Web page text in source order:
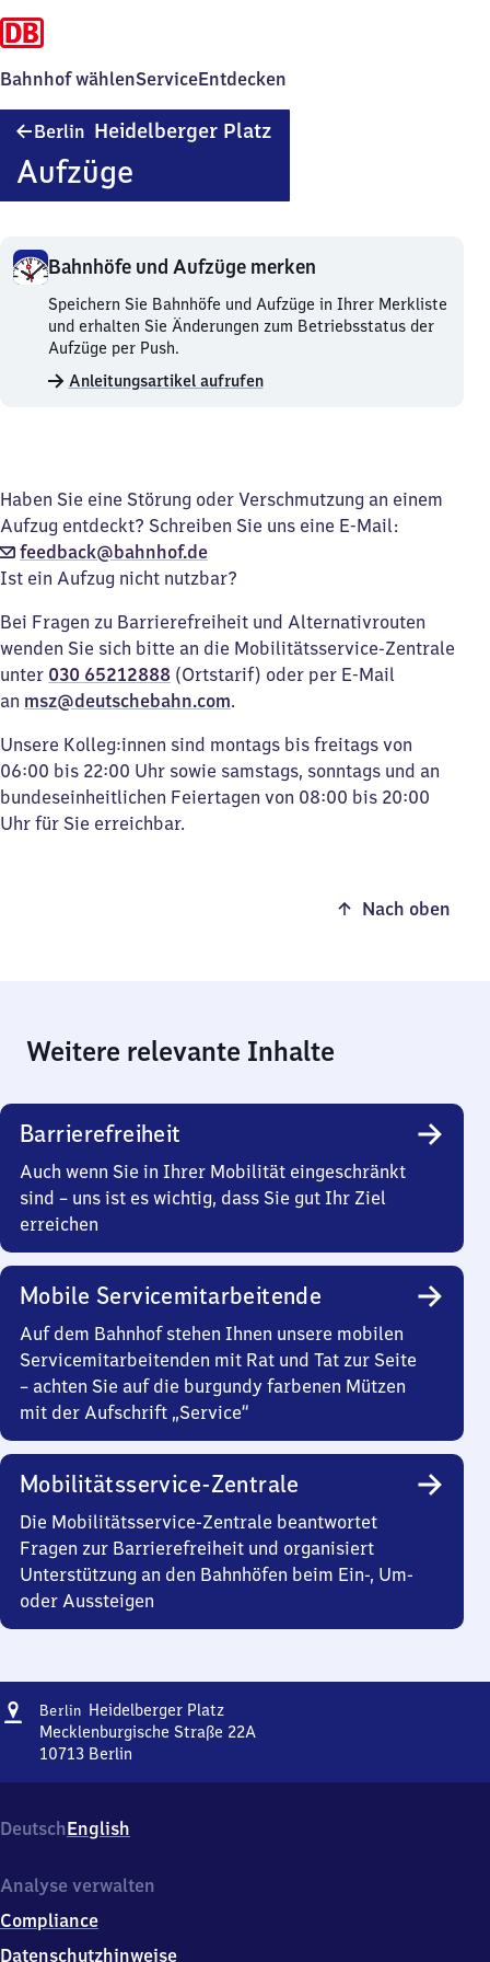
Bahnhof wählenServiceEntdecken
Berlin Heidelberger Platz
Aufzüge
Bahnhöfe und Aufzüge merken
Bahnhöfe
und
Aufzüge
merken.
Speichern Sie Bahnhöfe und Aufzüge in Ihrer Merkliste
und erhalten Sie Änderungen zum Betriebsstatus der
Aufzüge per Push.
Anleitungsartikel aufrufen
Haben Sie eine Störung oder Verschmutzung an einem
Aufzug entdeckt? Schreiben Sie uns eine E-Mail:
feedback@bahnhof.de
Ist ein Aufzug nicht nutzbar?
Bei Fragen zu Barrierefreiheit und Alternativrouten
wenden Sie sich bitte an die Mobilitätsservice-Zentrale
unter 030 65212888 (Ortstarif) oder per E-Mail
an msz@deutschebahn.com.
Unsere Kolleg:innen sind montags bis freitags von
06:00 bis 22:00 Uhr sowie samstags, sonntags und an
bundeseinheitlichen Feiertagen von 08:00 bis 20:00
Uhr für Sie erreichbar.
Nach oben
Weitere relevante Inhalte
Barrierefreiheit
Auch wenn Sie in Ihrer Mobilität eingeschränkt
sind – uns ist es wichtig, dass Sie gut Ihr Ziel
erreichen
Mobile Servicemitarbeitende
Auf dem Bahnhof stehen Ihnen unsere mobilen
Servicemitarbeitenden mit Rat und Tat zur Seite
– achten Sie auf die burgundy farbenen Mützen
mit der Aufschrift „Service“
Mobilitätsservice-Zentrale
Die Mobilitätsservice-Zentrale beantwortet
Fragen zur Barrierefreiheit und organisiert
Unterstützung an den Bahnhöfen beim Ein-, Um-
oder Aussteigen
Adresse
Berlin Heidelberger PlatzBerlin
Heidelberger
Mecklenburgische Straße 22A
10713 Berlin
Platz,
Mecklenburgische
22A,
0
7
DeutschEnglish
Analyse verwalten
Compliance
Datenschutzhinweise